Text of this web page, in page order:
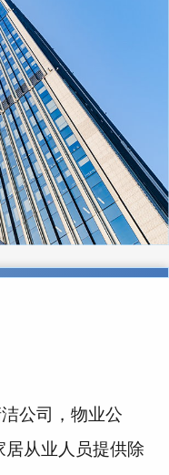
公司，物业公
从业人员提供除